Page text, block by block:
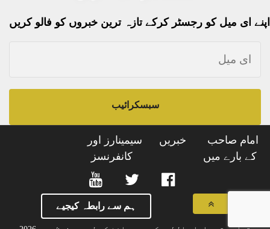
اپنے ای میل کو رجسٹر کرکے تازہ ترین خبروں کو فالو کریں
سبسکرائیب
امام صاحب
کے بارے میں
خبریں
سیمینارز اور
کانفرنسز
ہم سے رابطہ کیجیے